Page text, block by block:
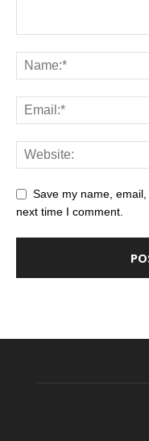
Save my name,
next time I comment.